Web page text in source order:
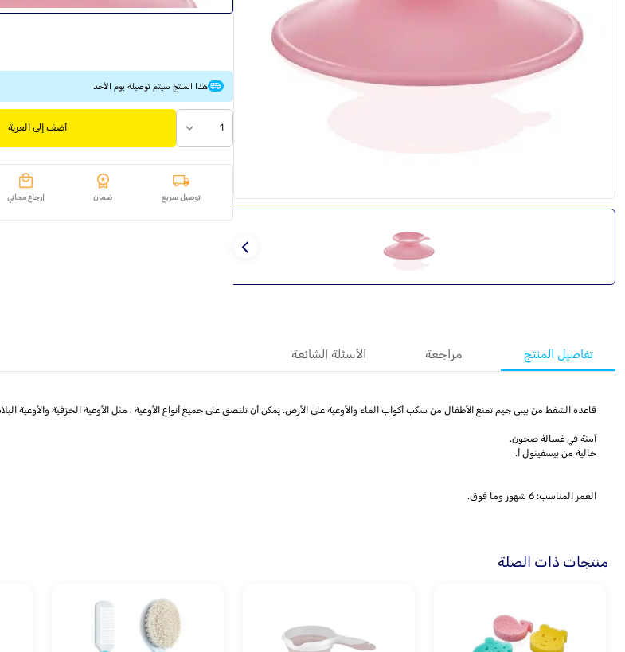
هذا المنتج سيتم توصيله يوم الأحد
1 أضف إلى العربة
توصيل سريع ضمان إرجاع مجاني
تفاصيل المنتج مراجعة الأسئلة الشائعة
قاعدة الشفط من بيبي جيم تمنع الأطفال من سكب أكواب الماء والأوعية على الأرض. يمكن أن تلتصق على جميع أنواع الأوعية ، مثل الأوعية الخزفية والأوعية
آمنة في غسالة صحون.
خالية من بيسفينول أ.
العمر المناسب: 6 شهور وما فوق.
منتجات ذات الصلة